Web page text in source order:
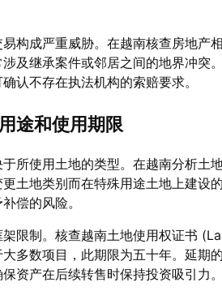
构成严重威胁。在越南核查房地产
及继承案件或邻居之间的地界冲突
认不存在执法机构的索赔要求。
途和使用期限
所使用土地的类型。在越南分析土
土地类别而在特殊用途土地上建设
偿的风险。
架限制。核查越南土地使用权证书
多数项目，此期限为五十年。延期
资产在后续转售时保持投资吸引力。